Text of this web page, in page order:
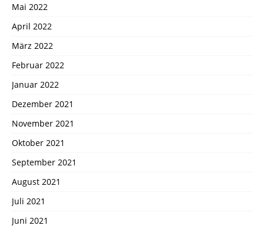
Mai 2022
April 2022
März 2022
Februar 2022
Januar 2022
Dezember 2021
November 2021
Oktober 2021
September 2021
August 2021
Juli 2021
Juni 2021